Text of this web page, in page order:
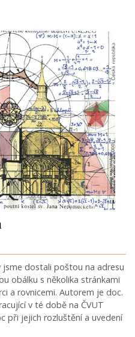
jsme dostali poštou na adresu
obálku s několika stránkami
a rovnicemi. Autorem je doc.
v té době na ČVUT
při jejich rozluštění a uvedení